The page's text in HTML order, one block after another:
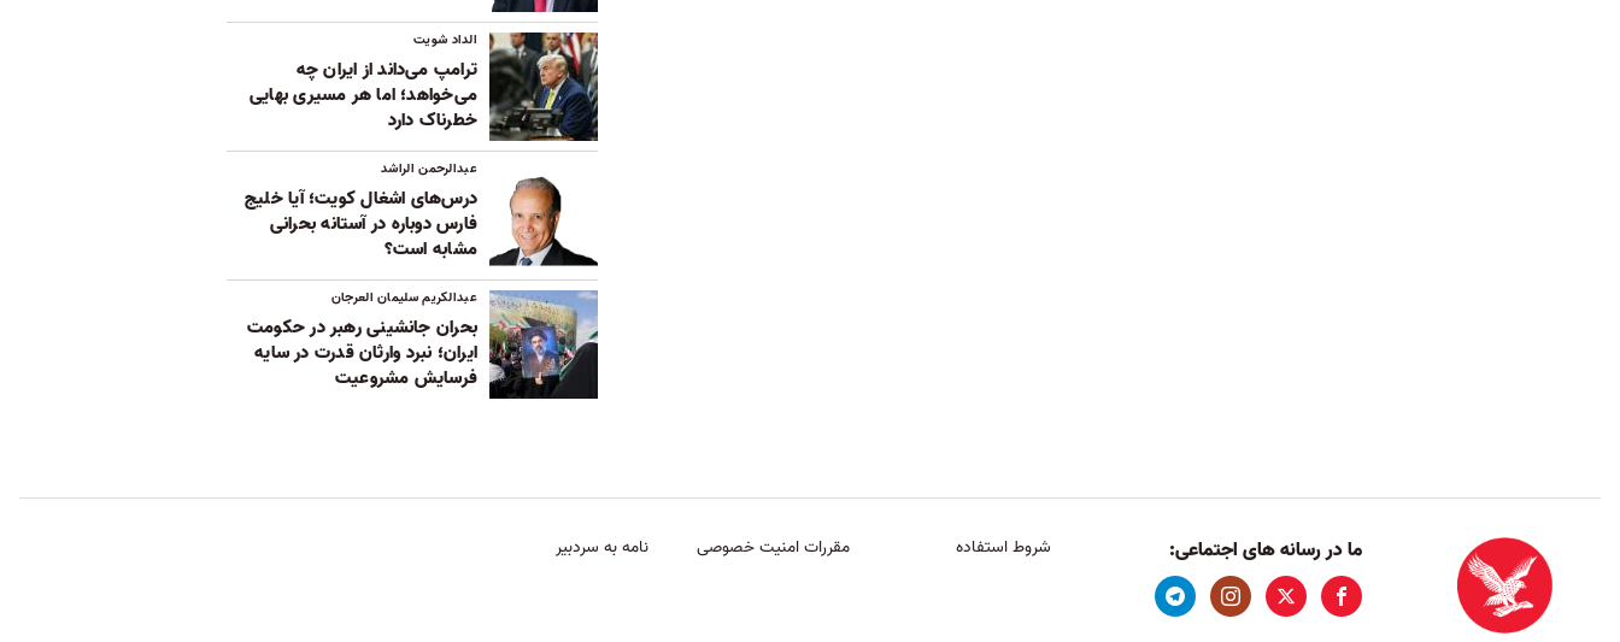
الداد شویت
ترامپ می‌داند از ایران چه
می‌خواهد؛ اما هر مسیری بهایی
خطرناک دارد
عبدالرحمن الراشد
درس‌های اشغال کویت؛ آیا خلیج
فارس دوباره در آستانه بحرانی
مشابه است؟
عبدالکریم سلیمان العرجان
بحران جانشینی رهبر در حکومت
ایران؛ نبرد وارثان قدرت در سایه
فرسایش مشروعیت
ما در رسانه های اجتماعی: شروط استفاده مقررات امنیت خصوصی نامه به سردبیر